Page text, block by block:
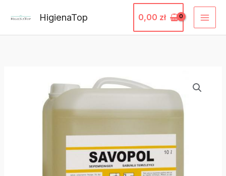
treści
HigienaTop 0,00 zł